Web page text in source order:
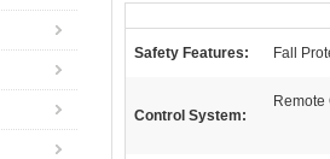
Safety Features: Fall
Control System:
Remote